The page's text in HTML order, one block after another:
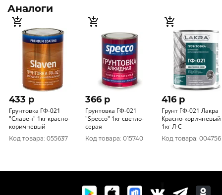
Аналоги
433 p
Грунтовка ГФ-021
"Славен" 1кг красно-
коричневый
Код товара: 055637
366 p
Грунтовка ГФ-021
"Specco" 1кг светло-
серая
Код товара: 015740
416 p
Грунт ГФ-021 Лакра
Красно-коричневый
1кг Л-С
Код товара: 004756